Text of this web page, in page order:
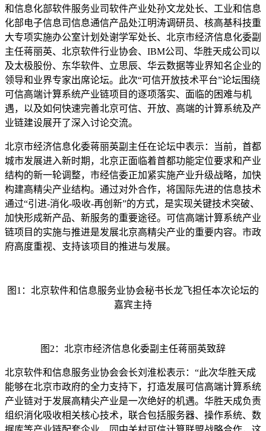
和信息化部软件服务业司软件产业处孙文龙处长、工业和信息
化部电子信息司信息通信产品处江明涛调研员、核高基科技重
大专项实施办公室计划处谢学军处长、北京市经济信息化委副
主任蒋丽英、北京软件行业协会、IBM公司、华胜天成公司以
及太极股份、东华软件、立思辰、华云数据等业界知名企业的
领导和业界专家出席论坛。此次“可信开放技术平台”论坛围绕
可信高端计算系统产业链项目的逐项落实、面临的困难与机
遇，以及如何快速完善北京可信、开放、高端的计算系统及产
业链建设展开了深入讨论交流。
北京市经济信息化委蒋丽英副主任在论坛中表示：当前，首都
城市发展进入新时期，北京正面临着首都功能定位要求和产业
结构的新一轮调整，市经信委正加紧实施产业升级战略，加快
构建高精尖产业结构。通过对外合作，将国际先进的信息技术
通过“引进-消化-吸收-再创新”的方式，是实现关键技术突破、
加快形成新产品、新服务的重要途径。可信高端计算系统产业
链项目的实施与推进是发展北京高精尖产业的重要内容。市政
府高度重视、支持该项目的推进与发展。
图1：北京软件和信息服务业协会秘书长龙飞担任本次论坛的
嘉宾主持
图2：北京市经济信息化委副主任蒋丽英致辞
北京软件和信息服务业协会会长刘淮松表示：“此次华胜天成
能够在北京市政府的全力支持下，打造发展可信高端计算系统
产业链对于发展高精尖产业是一次绝好的机遇。华胜天成负责
组织消化吸收相关核心技术，联合包括服务器、操作系统、数